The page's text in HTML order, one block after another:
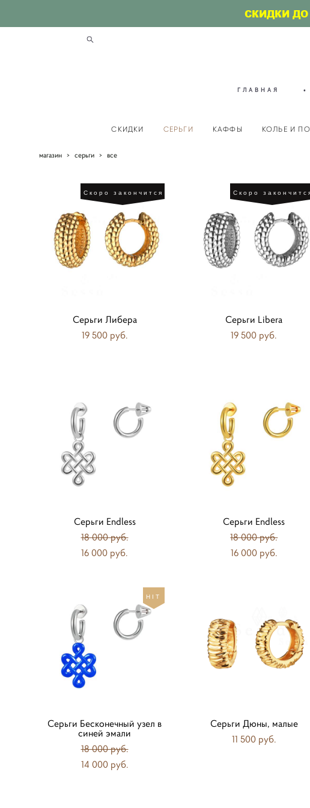
СКИДКИ ДО
ГЛАВНАЯ •
СКИДКИ СЕРЬГИ КАФФЫ КОЛЬЕ И
магазин > серьги > все
Скоро закончится
Серьги Либера
19 500 pуб.
Скоро
Серьги Libera
19 500 pуб.
Серьги Endless
18 000 pуб.
16 000 pуб.
Серьги Endless
18 000 pуб.
16 000 pуб.
HIT
Серьги Бесконечный узел в
синей эмали
18 000 pуб.
14 000 pуб.
Серьги Дюны, малые
11 500 pуб.